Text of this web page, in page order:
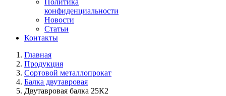
Политика
конфиденциальности
Новости
Статьи
Контакты
Главная
Продукция
Сортовой металлопрокат
Балка двутавровая
Двутавровая балка 25К2